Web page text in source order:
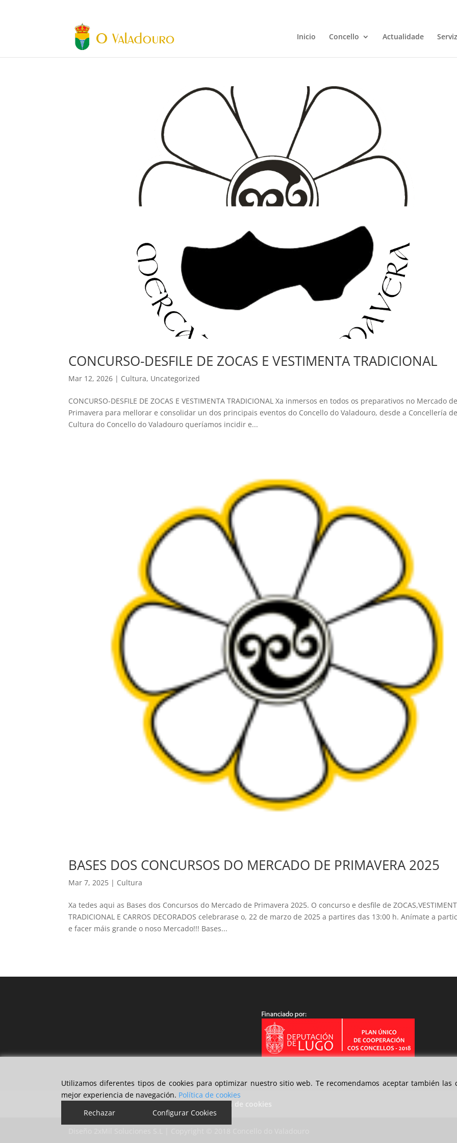
Inicio Concello Actualidade
CONCURSO-DESFILE DE ZOCAS E VESTIMENTA TRADICIONAL
Mar 12, 2026 | Cultura, Uncategorized
CONCURSO-DESFILE DE ZOCAS E VESTIMENTA TRADICIONAL Xa inmersos en todos os preparativos no Mercado
Primavera para mellorar e consolidar un dos principais eventos do Concello do Valadouro, desde a Concellería
Cultura do Concello do Valadouro queríamos incidir e...
BASES DOS CONCURSOS DO MERCADO DE PRIMAVERA 2025
Mar 7, 2025 | Cultura
Xa tedes aqui as Bases dos Concursos do Mercado de Primavera 2025. O concurso e desfile de
TRADICIONAL E CARROS DECORADOS celebrarase o, 22 de marzo de 2025 a partires das 13:00 h. Anímate a
e facer máis grande o noso Mercado!!! Bases...
Política de privacidad Aviso legal Política de cookies
Utilizamos diferentes tipos de cookies para optimizar nuestro sitio web. Te recomendamos aceptar también
mejor experiencia de navegación. Política de cookies
Rechazar
Configurar Cookies